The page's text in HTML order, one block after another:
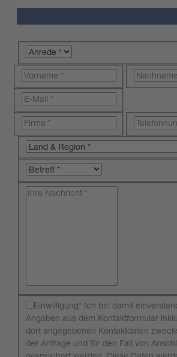
Einwilligung* Ich bin damit
Angaben aus dem Kontaktformular
dort angegebenen Kontaktdaten
der Anfrage und für den Fall von